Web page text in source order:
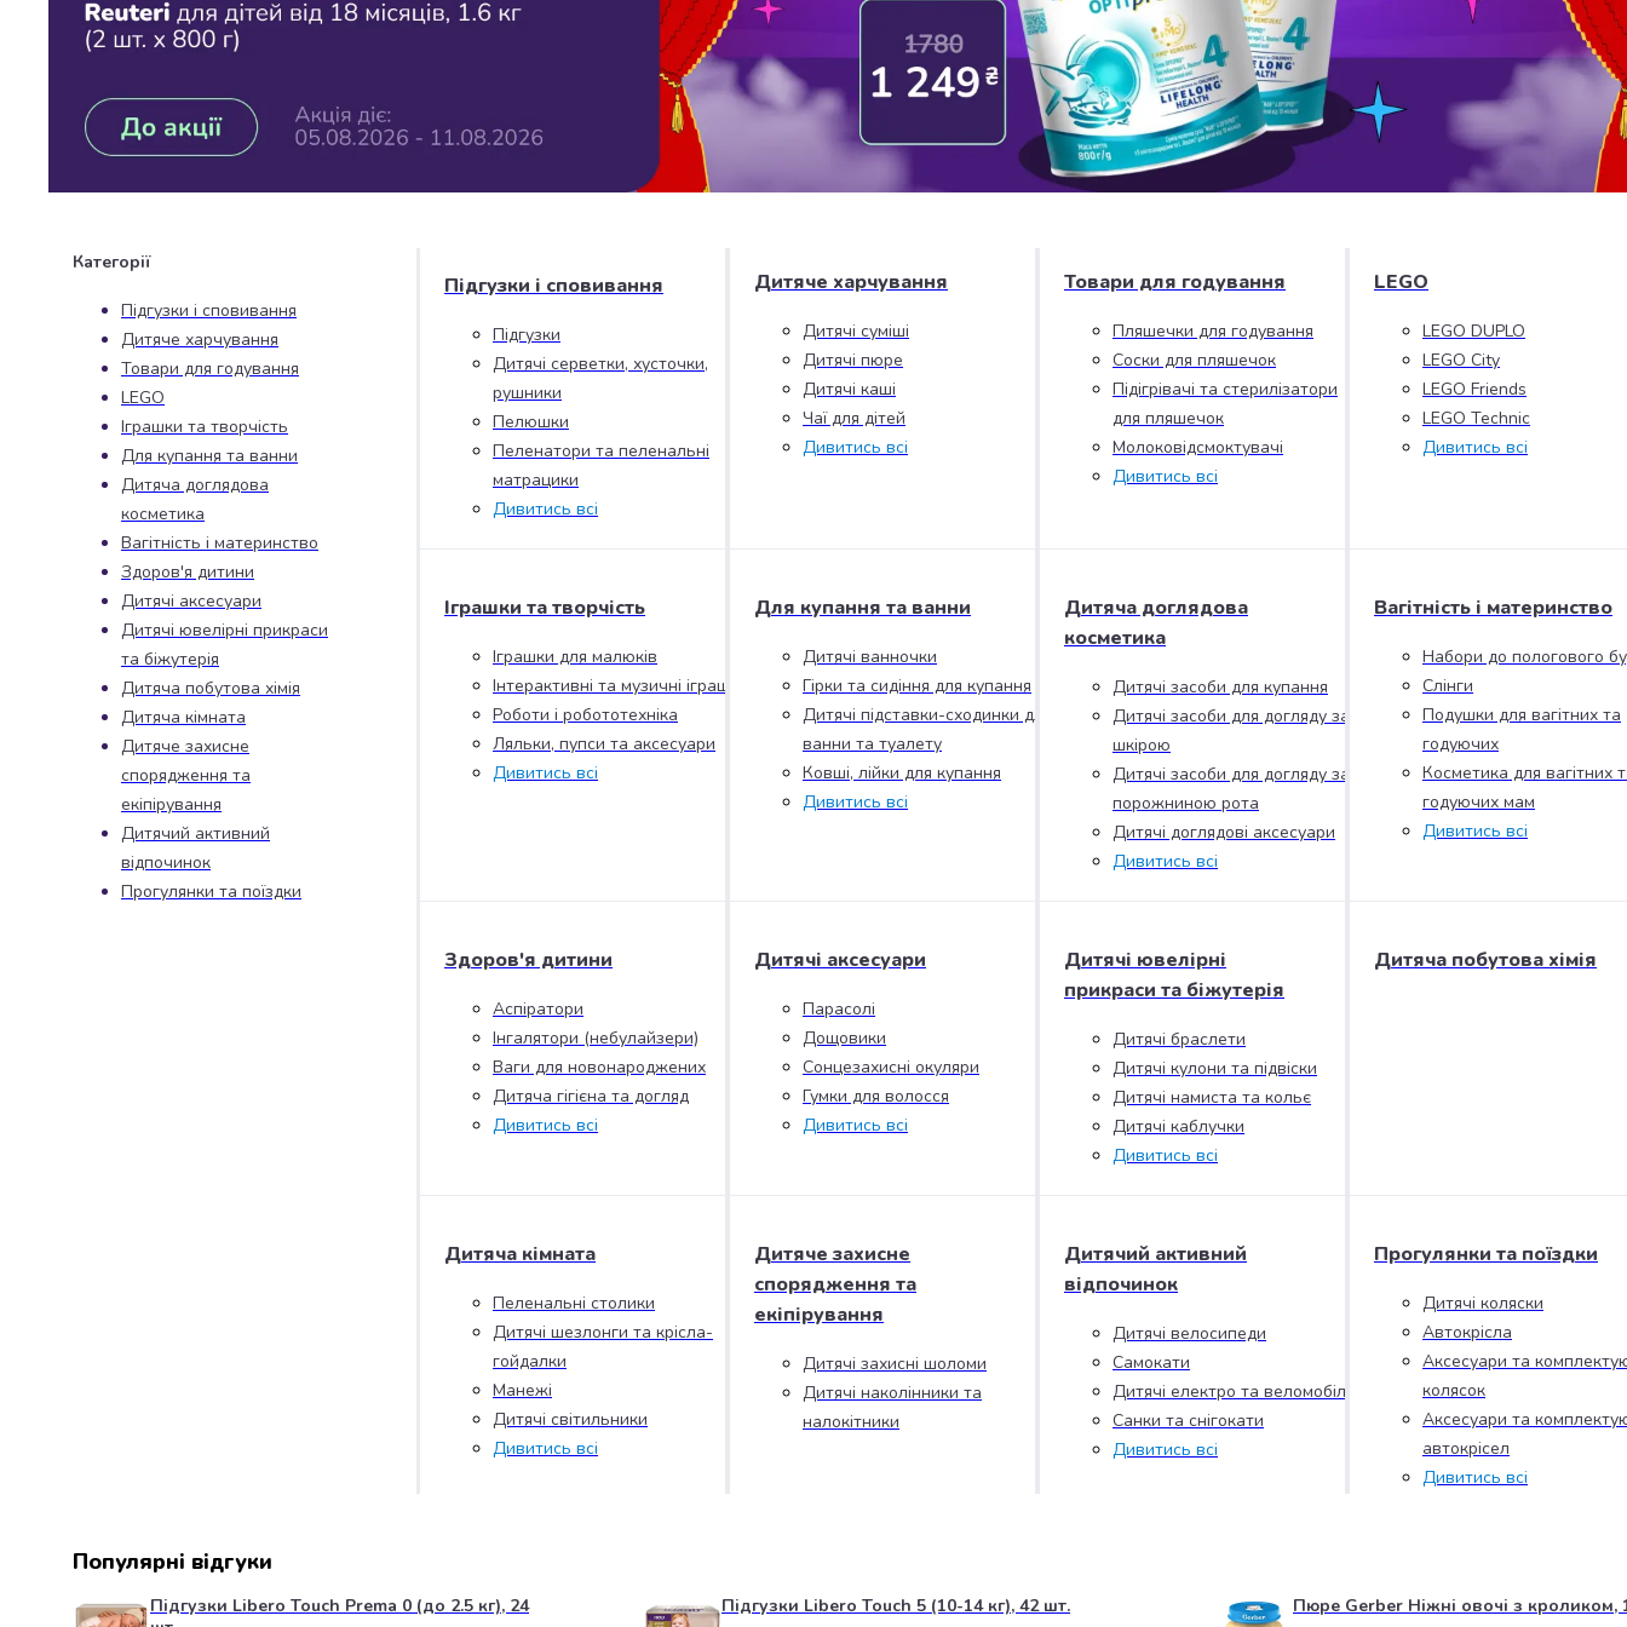
Джин
Ром
мескаль
Лікери
і
наливки
Саке
і
азійський
алкоголь
Слабоалкогольні
напої
Сидри
та
меди
Подарункові
набори
алкоголю
Продукти
Бакалія
Олія
Макаронні
вироби
Сухі
сніданки
Їжа
швидкого
Рис
Гречана
Категорії
Підгузки і сповивання
Дитяче харчування
Товари для годування
LEGO
Іграшки та творчість
Для купання та ванни
Дитяча доглядова
косметика
Вагітність і материнство
Здоров'я дитини
Дитячі аксесуари
Дитячі ювелірні прикраси
та біжутерія
Дитяча побутова хімія
Дитяча кімната
Дитяче захисне
спорядження та
екіпірування
Дитячий активний
відпочинок
Прогулянки та поїздки
Підгузки і сповивання
Підгузки
Дитячі серветки, хусточки,
рушники
Пелюшки
Пеленатори та пеленальні
матрацики
Дивитись всі
Дитяче харчування
Дитячі суміші
Дитячі пюре
Дитячі каші
Чаї для дітей
Дивитись всі
Товари для годування
Пляшечки для годування
Соски для пляшечок
Підігрівачі та стерилізатори
для пляшечок
Молоковідсмоктувачі
Дивитись всі
LEGO
LEGO DUPLO
LEGO City
LEGO Friends
LEGO Technic
Дивитись всі
Іграшки та творчість
Іграшки для малюків
Інтерактивні та музичні іграшки
Роботи і робототехніка
Ляльки, пупси та аксесуари
Дивитись всі
Для купання та ванни
Дитячі ванночки
Гірки та сидіння для купання
Дитячі підставки-сходинки для
ванни та туалету
Ковші, лійки для купання
Дивитись всі
Дитяча доглядова
косметика
Дитячі засоби для купання
Дитячі засоби для догляду за
шкірою
Дитячі засоби для догляду за
порожниною рота
Дитячі доглядові аксесуари
Дивитись всі
Вагітність і материнство
Набори до пологового
Слінги
Подушки для вагітних та
годуючих
Косметика для вагітних
годуючих мам
Дивитись всі
Здоров'я дитини
Аспіратори
Інгалятори (небулайзери)
Ваги для новонароджених
Дитяча гігієна та догляд
Дивитись всі
Дитячі аксесуари
Парасолі
Дощовики
Сонцезахисні окуляри
Гумки для волосся
Дивитись всі
Дитячі ювелірні
прикраси та біжутерія
Дитячі браслети
Дитячі кулони та підвіски
Дитячі намиста та кольє
Дитячі каблучки
Дивитись всі
Дитяча побутова хімія
Дитяча кімната
Пеленальні столики
Дитячі шезлонги та крісла-
гойдалки
Манежі
Дитячі світильники
Дивитись всі
Дитяче захисне
спорядження та
екіпірування
Дитячі захисні шоломи
Дитячі наколінники та
налокітники
Дитячий активний
відпочинок
Дитячі велосипеди
Самокати
Дитячі електро та веломобілі
Санки та снігокати
Дивитись всі
Прогулянки та поїздки
Дитячі коляски
Автокрісла
Аксесуари та
колясок
Аксесуари та
автокрісел
Дивитись всі
Популярні відгуки
Підгузки Libero Touch Prema 0 (до 2.5 кг), 24
Підгузки Libero Touch 5 (10-14 кг), 42 шт. Пюре Gerber Ніжні овочі з кроликом,